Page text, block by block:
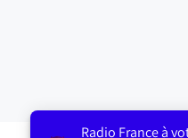
Radio France à